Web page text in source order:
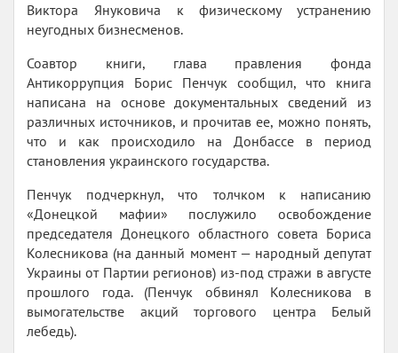
Виктора Януковича к физическому устранению
неугодных бизнесменов.
Соавтор книги, глава правления фонда
Антикоррупция Борис Пенчук сообщил, что книга
написана на основе документальных сведений из
различных источников, и прочитав ее, можно понять,
что и как происходило на Донбассе в период
становления украинского государства.
Пенчук подчеркнул, что толчком к написанию
«Донецкой мафии» послужило освобождение
председателя Донецкого областного совета Бориса
Колесникова (на данный момент — народный депутат
Украины от Партии регионов) из-под стражи в августе
прошлого года. (Пенчук обвинял Колесникова в
вымогательстве акций торгового центра Белый
лебедь).